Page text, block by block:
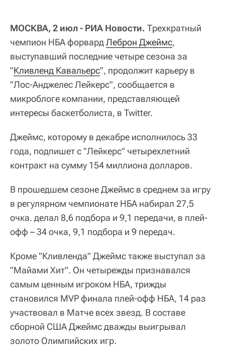
МОСКВА, 2 июл - РИА Новости. Трехкратный
чемпион НБА форвардЛеброн Джеймс,
выступавший последние четыре сезона за
"Кливленд Кавальерс", продолжит карьеру в
"Лос-Анджелес Лейкерс", сообщается в
микроблоге компании, представляющей
интересы баскетболиста, в Twitter.
Джеймс, которому в декабре исполнилось 33
года, подпишет с "Лейкерс" четырехлетний
контракт на сумму 154 миллиона долларов.
В прошедшем сезоне Джеймс в среднем за игру
в регулярном чемпионате НБА набирал 27,5
очка. делал 8,6 подбора и 9,1 передачи, в плей-
офф – 34 очка, 9,1 подбора и 9 передач.
Кроме "Кливленда" Джеймс также выступал за
"Майами Хит". Он четырежды признавался
самым ценным игроком НБА, трижды
становился MVP финала плей-офф НБА, 14 раз
участвовал в Матче всех звезд. В составе
сборной США Джеймс дважды выигрывал
золото Олимпийских игр.